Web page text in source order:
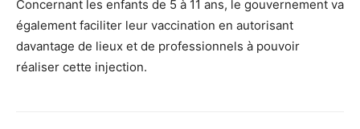
Concernant les enfants de 5 à 11 ans, le gouvernement va
également faciliter leur vaccination en autorisant
davantage de lieux et de professionnels à pouvoir
réaliser cette injection.